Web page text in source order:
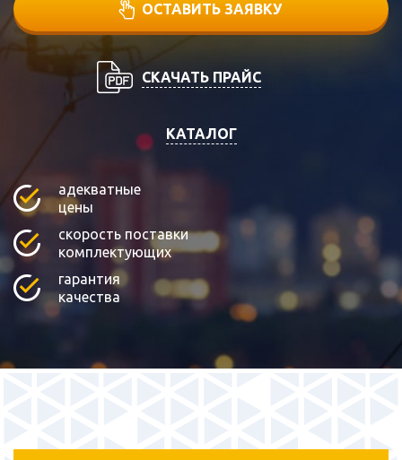
ОСТАВИТЬ ЗАЯВКУ
СКАЧАТЬ ПРАЙС
КАТАЛОГ
адекватные
цены
скорость поставки
комплектующих
гарантия
качества